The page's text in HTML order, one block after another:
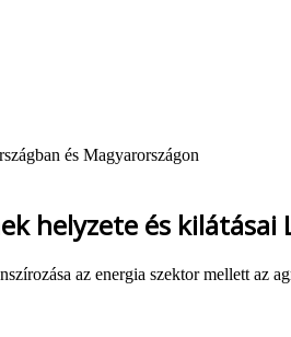
és Magyarországon
helyzete és kilátásai
az energia szektor mellett az